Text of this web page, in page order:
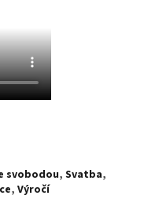
svobodou, Svatba,
, Výročí